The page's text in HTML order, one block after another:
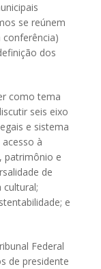
se reúnem
dos
como tema
seis eixo
e sistema
à
patrimônio e
de
cultural;
e
Federal
de presidente